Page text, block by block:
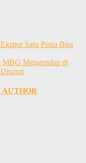
Satu Pintu Bisa
Mengendap di
AUTHOR